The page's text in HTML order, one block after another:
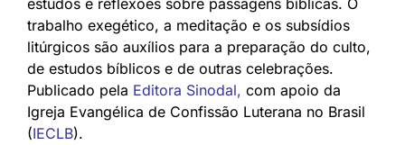
trabalho exegético, a meditação e os subsídios
litúrgicos são auxílios para a preparação do culto,
de estudos bíblicos e de outras celebrações.
Publicado pela Editora Sinodal, com apoio da
Igreja Evangélica de Confissão Luterana no Brasil
(IECLB).